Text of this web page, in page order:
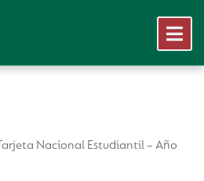
Tarjeta Nacional Estudiantil – Año